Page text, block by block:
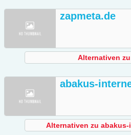
zapmeta.de
Alternativen
abakus-
Alternativen zu